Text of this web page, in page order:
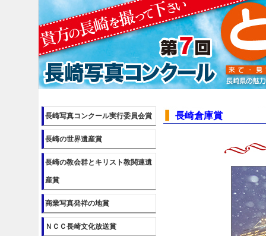
長崎写真コンクール実行委員会賞
長崎の世界遺産賞
長崎の教会群とキリスト教関連遺
産賞
商業写真発祥の地賞
ＮＣＣ長崎文化放送賞
長崎倉庫賞